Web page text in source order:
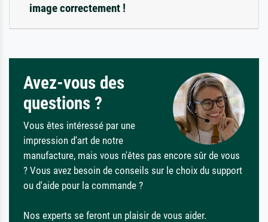
image correctement !
Avez-vous des
questions ?
Vous êtes intéressé par une
impression d'art de notre
manufacture, mais vous n'êtes pas encore sûr de vous
? Vous avez besoin de conseils sur le choix du support
ou d'aide pour la commande ?
Nos experts se feront un plaisir de vous aider.